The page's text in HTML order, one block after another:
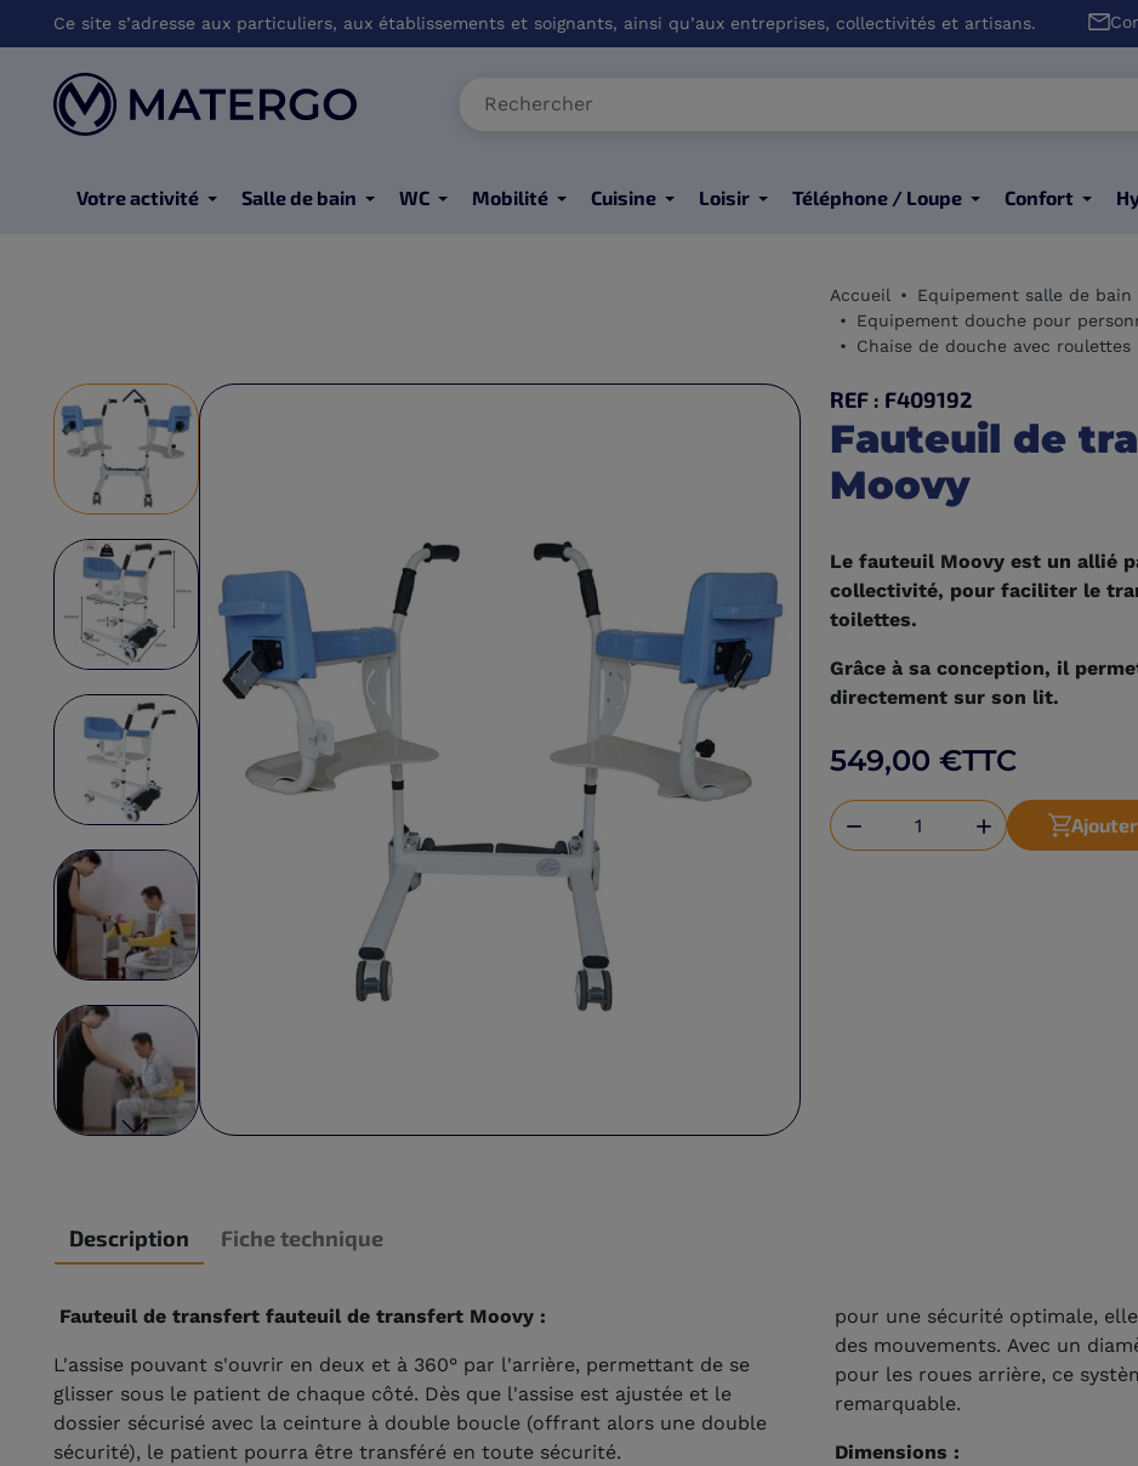
Ce site s’adresse aux particuliers, aux établissements et soignants, ainsi qu’aux entreprises, collectivités et artisans.
Votre activité Salle de bain WC Mobilité Cuisine Loisir Téléphone / Loupe Confort
Accueil
Equipement salle de bain
Equipement douche pour
Chaise de douche avec roulettes
REF : F409192
Fauteuil de
Moovy
Le fauteuil Moovy est un allié
collectivité, pour faciliter le
toilettes.
Grâce à sa conception, il
directement sur son lit.
549,00 €TTC
 
Description Fiche technique
Fauteuil de transfert fauteuil de transfert Moovy :
L'assise pouvant s'ouvrir en deux et à 360° par l'arrière, permettant de se
glisser sous le patient de chaque côté. Dès que l'assise est ajustée et le
dossier sécurisé avec la ceinture à double boucle (offrant alors une double
sécurité), le patient pourra être transféré en toute sécurité.
pour une sécurité optimale,
des mouvements. Avec un
pour les roues arrière, ce
remarquable.
Dimensions :